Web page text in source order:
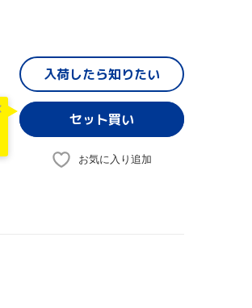
入荷したら知りたい
お気に入り追加